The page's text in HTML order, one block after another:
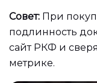
Совет: При
подлинность
сайт РКФ и
метрике.